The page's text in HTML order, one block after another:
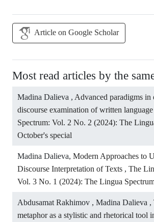
Article on Google Scholar
Most read articles by the
Madina Dalieva , Advanced paradigms in
discourse examination of written language
Spectrum: Vol. 2 No. 2 (2024): The
October's special
Madina Dalieva, Modern Approaches to
Discourse Interpretation of Texts , The
Vol. 3 No. 1 (2024): The Lingua
Abdusamat Rakhimov , Madina Dalieva ,
metaphor as a stylistic and rhetorical tool